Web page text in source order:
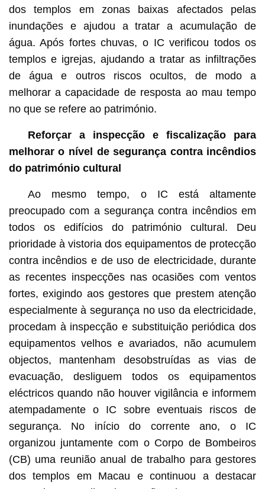
dos templos em zonas baixas afectados pelas
inundações e ajudou a tratar a acumulação de
água. Após fortes chuvas, o IC verificou todos os
templos e igrejas, ajudando a tratar as infiltrações
de água e outros riscos ocultos, de modo a
melhorar a capacidade de resposta ao mau tempo
no que se refere ao património.
Reforçar a inspecção e fiscalização para
melhorar o nível de segurança contra incêndios
do património cultural
Ao mesmo tempo, o IC está altamente
preocupado com a segurança contra incêndios em
todos os edifícios do património cultural. Deu
prioridade à vistoria dos equipamentos de protecção
contra incêndios e de uso de electricidade, durante
as recentes inspecções nas ocasiões com ventos
fortes, exigindo aos gestores que prestem atenção
especialmente à segurança no uso da electricidade,
procedam à inspecção e substituição periódica dos
equipamentos velhos e avariados, não acumulem
objectos, mantenham desobstruídas as vias de
evacuação, desliguem todos os equipamentos
eléctricos quando não houver vigilância e informem
atempadamente o IC sobre eventuais riscos de
segurança. No início do corrente ano, o IC
organizou juntamente com o Corpo de Bombeiros
(CB) uma reunião anual de trabalho para gestores
dos templos em Macau e continuou a destacar